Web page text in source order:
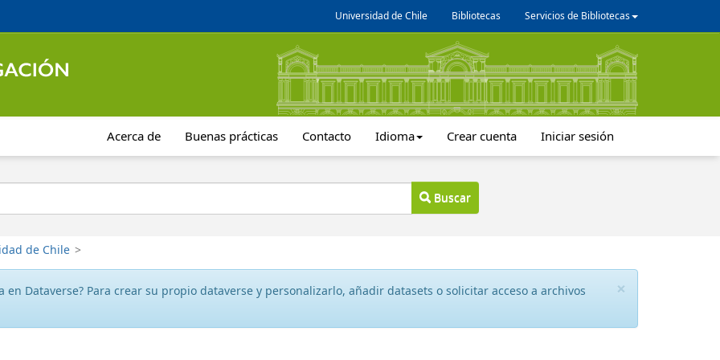
Universidad de Chile Bibliotecas Servicios de Bibliotecas
Acerca de Buenas prácticas Contacto Idioma Crear cuenta Iniciar sesión
Buscar
de Chile >
×
en Dataverse? Para crear su propio dataverse y personalizarlo, añadir datasets o solicitar acceso a archivos